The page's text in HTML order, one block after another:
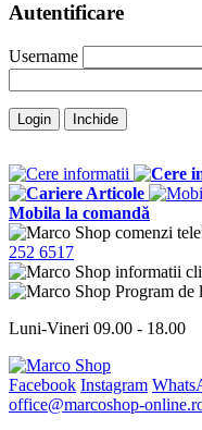
Autentificare
Username
Login Inchide
Articole
Mobila la comandă
252 6517
Luni-Vineri 09.00 - 18.00
Facebook Instagram
office@marcoshop-